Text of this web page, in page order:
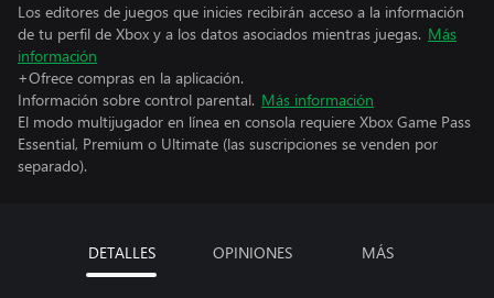
Los editores de juegos que inicies recibirán acceso a la información
de tu perfil de Xbox y a los datos asociados mientras juegas. Más
información
+Ofrece compras en la aplicación.
Información sobre control parental. Más información
El modo multijugador en línea en consola requiere Xbox Game Pass
Essential, Premium o Ultimate (las suscripciones se venden por
separado).
DETALLES OPINIONES MÁS